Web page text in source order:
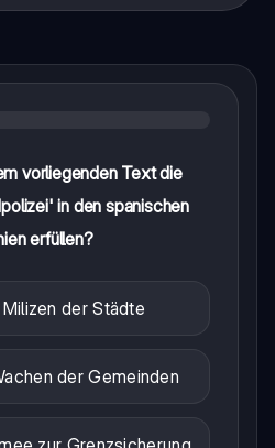
vorliegenden Text die
in den spanischen
erfüllen?
der Städte
der Gemeinden